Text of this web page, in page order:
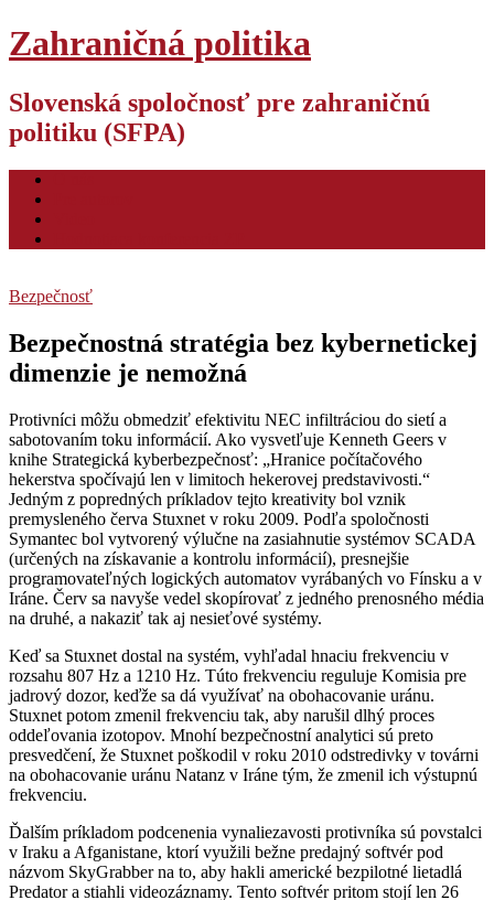
Zahraničná politika
Slovenská spoločnosť pre zahraničnú
politiku (SFPA)
Bezpečnosť
Bezpečnostná stratégia bez kybernetickej
dimenzie je nemožná
Protivníci môžu obmedziť efektivitu NEC infiltráciou do sietí a
sabotovaním toku informácií. Ako vysvetľuje Kenneth Geers v
knihe Strategická kyberbezpečnosť: „Hranice počítačového
hekerstva spočívajú len v limitoch hekerovej predstavivosti.“
Jedným z popredných príkladov tejto kreativity bol vznik
premysleného červa Stuxnet v roku 2009. Podľa spoločnosti
Symantec bol vytvorený výlučne na zasiahnutie systémov SCADA
(určených na získavanie a kontrolu informácií), presnejšie
programovateľných logických automatov vyrábaných vo Fínsku a v
Iráne. Červ sa navyše vedel skopírovať z jedného prenosného média
na druhé, a nakaziť tak aj nesieťové systémy.
Keď sa Stuxnet dostal na systém, vyhľadal hnaciu frekvenciu v
rozsahu 807 Hz a 1210 Hz. Túto frekvenciu reguluje Komisia pre
jadrový dozor, keďže sa dá využívať na obohacovanie uránu.
Stuxnet potom zmenil frekvenciu tak, aby narušil dlhý proces
oddeľovania izotopov. Mnohí bezpečnostní analytici sú preto
presvedčení, že Stuxnet poškodil v roku 2010 odstredivky v továrni
na obohacovanie uránu Natanz v Iráne tým, že zmenil ich výstupnú
frekvenciu.
Ďalším príkladom podcenenia vynaliezavosti protivníka sú povstalci
v Iraku a Afganistane, ktorí využili bežne predajný softvér pod
názvom SkyGrabber na to, aby hakli americké bezpilotné lietadlá
Predator a stiahli videozáznamy. Tento softvér pritom stojí len 26